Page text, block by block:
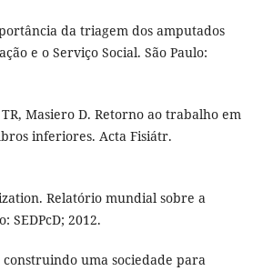
da triagem dos amputados
e o Serviço Social. São Paulo:
Masiero D. Retorno ao trabalho em
inferiores. Acta Fisiátr.
Relatório mundial sobre a
SEDPcD; 2012.
construindo uma sociedade para